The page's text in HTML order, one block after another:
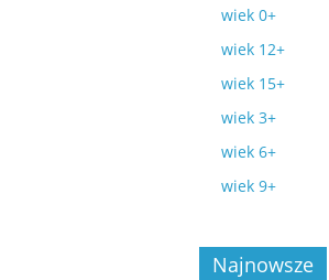
wiek 0+
wiek 12+
wiek 15+
wiek 3+
wiek 6+
wiek 9+
Najnowsze